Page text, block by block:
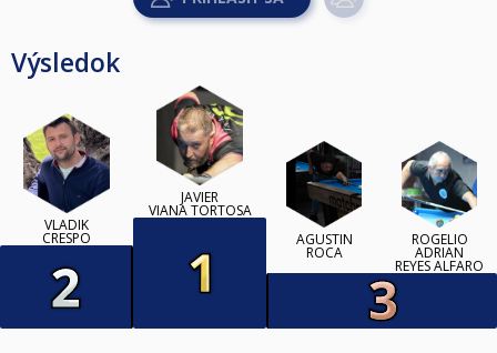
Výsledok
VLADIK
CRESPO
JAVIER
VIANA TORTOSA
AGUSTÍN
ROCA
ROGELIO
ADRIAN
REYES ALFARO